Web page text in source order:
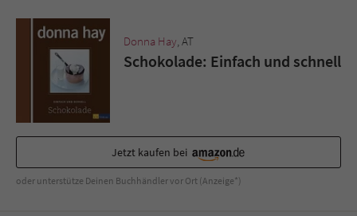
Donna Hay, AT
Schokolade: Einfach und schnell
Jetzt kaufen bei
oder unterstütze Deinen Buchhändler vor Ort (Anzeige*)
Zweck
Benutzer. Es wird benötigt um z. B. den
Sicherheitscode des Kontaktformulars zu